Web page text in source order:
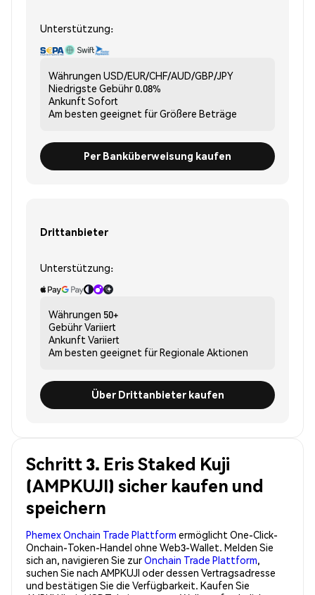
Unterstützung:
Währungen USD/EUR/CHF/AUD/GBP/JPY
Niedrigste Gebühr0.08%
Ankunft Sofort
Am besten geeignet fürGrößere Beträge
Per Banküberweisung kaufen
Drittanbieter
Unterstützung:
Währungen 50+
GebührVariiert
Ankunft Variiert
Am besten geeignet fürRegionale Aktionen
Über Drittanbieter kaufen
Schritt 3. Eris Staked Kuji
(AMPKUJI) sicher kaufen und
speichern
Phemex Onchain Trade Plattform ermöglicht One-Click-
Onchain-Token-Handel ohne Web3-Wallet. Melden Sie
sich an, navigieren Sie zurOnchain Trade Plattform,
suchen Sie nach AMPKUJI oder dessen Vertragsadresse
und bestätigen Sie die Verfügbarkeit. Kaufen Sie